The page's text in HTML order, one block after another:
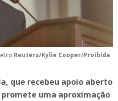
Reuters/Kylie Cooper/Proibida
que recebeu apoio aberto
uma aproximação